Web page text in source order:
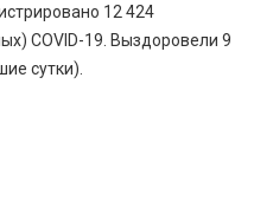
12 424
COVID-19. Выздоровели 9
сутки).